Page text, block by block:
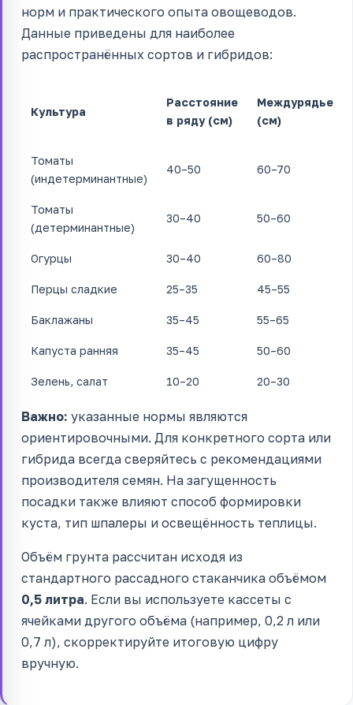
норм и практического опыта овощеводов.
Данные приведены для наиболее
распространённых сортов и гибридов:
Культура
Расстояние
в ряду (см)
Междурядье
(см)
Томаты
(индетерминантные)
40–50 60–70
Томаты
(детерминантные)
30–40 50–60
Огурцы 30–40 60–80
Перцы сладкие 25–35 45–55
Баклажаны 35–45 55–65
Капуста ранняя 35–45 50–60
Зелень, салат 10–20 20–30
Важно: указанные нормы являются
ориентировочными. Для конкретного сорта или
гибрида всегда сверяйтесь с рекомендациями
производителя семян. На загущенность
посадки также влияют способ формировки
куста, тип шпалеры и освещённость теплицы.
Объём грунта рассчитан исходя из
стандартного рассадного стаканчика объёмом
0,5 литра. Если вы используете кассеты с
ячейками другого объёма (например, 0,2 л или
0,7 л), скорректируйте итоговую цифру
вручную.